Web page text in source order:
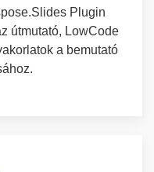
Plugin
útmutató, LowCode
a bemutató